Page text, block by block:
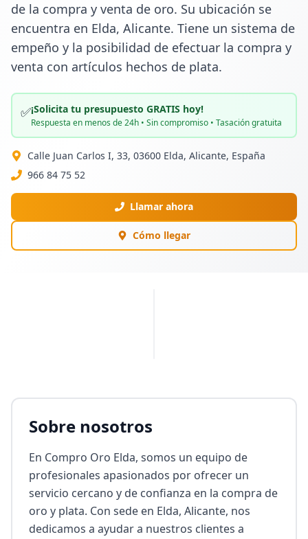
de la compra y venta de oro. Su ubicación se
encuentra en Elda, Alicante. Tiene un sistema de
empeño y la posibilidad de efectuar la compra y
venta con artículos hechos de plata.
✅¡Solicita tu presupuesto GRATIS hoy!
Respuesta en menos de 24h • Sin compromiso • Tasación gratuita
Calle Juan Carlos I, 33, 03600 Elda, Alicante, España
966 84 75 52
Llamar ahora
Cómo llegar
Sobre nosotros
En Compro Oro Elda, somos un equipo de
profesionales apasionados por ofrecer un
servicio cercano y de confianza en la compra de
oro y plata. Con sede en Elda, Alicante, nos
dedicamos a ayudar a nuestros clientes a